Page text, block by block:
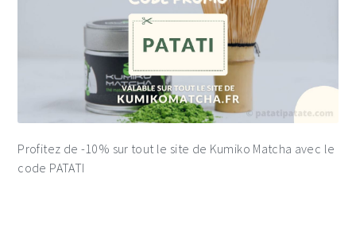
Profitez de -10% sur tout le site de Kumiko Matcha avec le
code PATATI